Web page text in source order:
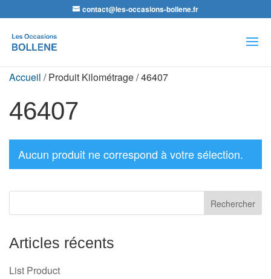
contact@les-occasions-bollene.fr
de
produits
Accueil / Produit Kilométrage / 46407
46407
Aucun produit ne correspond à votre sélection.
Articles récents
List Product